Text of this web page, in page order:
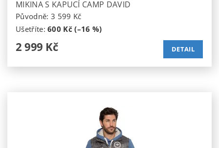
MIKINA S KAPUCÍ CAMP DAVID
Původně: 3 599 Kč
Ušetříte:600 Kč (–16 %)
2 999 Kč DETAIL